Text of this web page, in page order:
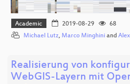
Academic 2019-08-29
68
Michael Lutz, Marco Minghini and
Realisierung von
WebGIS-Layern mit